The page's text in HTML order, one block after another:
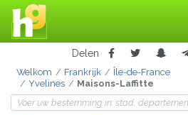
Delen
Welkom Frankrijk
Île-de-France
Yvelines
Maisons-Laffitte